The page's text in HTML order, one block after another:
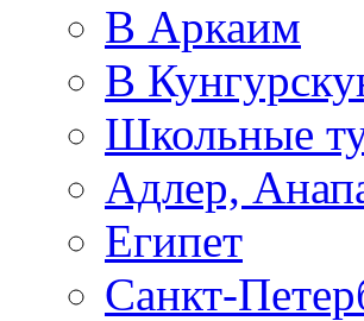
В Аркаим
В
Школьные
Адлер,
Египет
Санкт-